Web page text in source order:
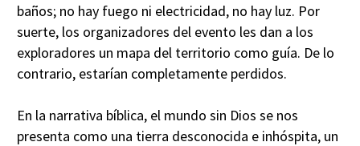
baños; no hay fuego ni electricidad, no hay luz. Por
suerte, los organizadores del evento les dan a los
exploradores un mapa del territorio como guía. De lo
contrario, estarían completamente perdidos.
En la narrativa bíblica, el mundo sin Dios se nos
presenta como una tierra desconocida e inhóspita, un